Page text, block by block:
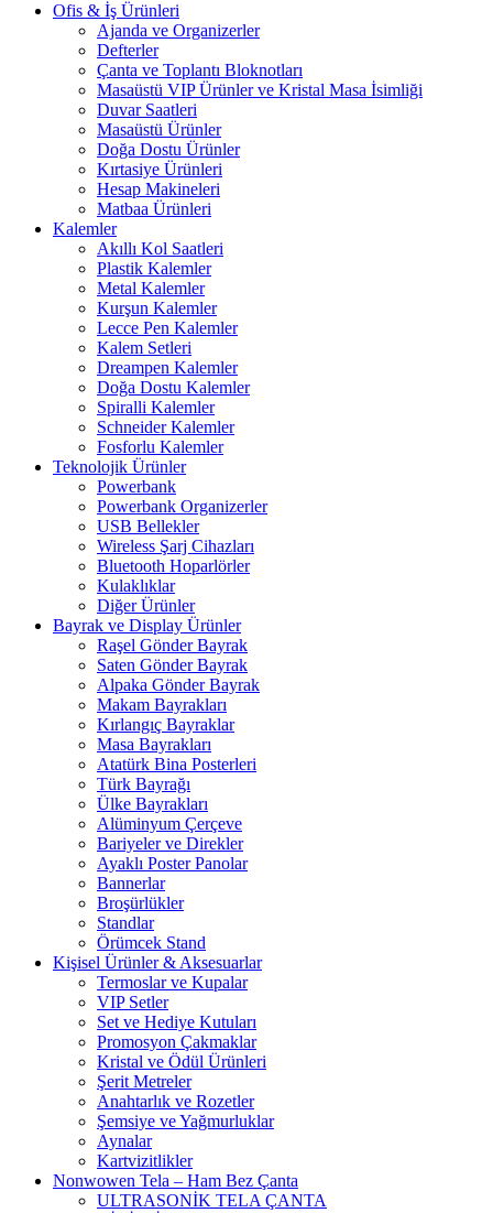
Ofis & İş Ürünleri
Ajanda ve Organizerler
Defterler
Çanta ve Toplantı Bloknotları
Masaüstü VIP Ürünler ve Kristal Masa İsimliği
Duvar Saatleri
Masaüstü Ürünler
Doğa Dostu Ürünler
Kırtasiye Ürünleri
Hesap Makineleri
Matbaa Ürünleri
Kalemler
Akıllı Kol Saatleri
Plastik Kalemler
Metal Kalemler
Kurşun Kalemler
Lecce Pen Kalemler
Kalem Setleri
Dreampen Kalemler
Doğa Dostu Kalemler
Spiralli Kalemler
Schneider Kalemler
Fosforlu Kalemler
Teknolojik Ürünler
Powerbank
Powerbank Organizerler
USB Bellekler
Wireless Şarj Cihazları
Bluetooth Hoparlörler
Kulaklıklar
Diğer Ürünler
Bayrak ve Display Ürünler
Raşel Gönder Bayrak
Saten Gönder Bayrak
Alpaka Gönder Bayrak
Makam Bayrakları
Kırlangıç Bayraklar
Masa Bayrakları
Atatürk Bina Posterleri
Türk Bayrağı
Ülke Bayrakları
Alüminyum Çerçeve
Bariyeler ve Direkler
Ayaklı Poster Panolar
Bannerlar
Broşürlükler
Standlar
Örümcek Stand
Kişisel Ürünler & Aksesuarlar
Termoslar ve Kupalar
VIP Setler
Set ve Hediye Kutuları
Promosyon Çakmaklar
Kristal ve Ödül Ürünleri
Şerit Metreler
Anahtarlık ve Rozetler
Şemsiye ve Yağmurluklar
Aynalar
Kartvizitlikler
Nonwowen Tela – Ham Bez Çanta
ULTRASONİK TELA ÇANTA